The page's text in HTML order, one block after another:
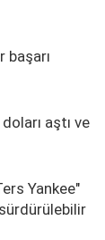
başarı
aştı ve
Yankee"